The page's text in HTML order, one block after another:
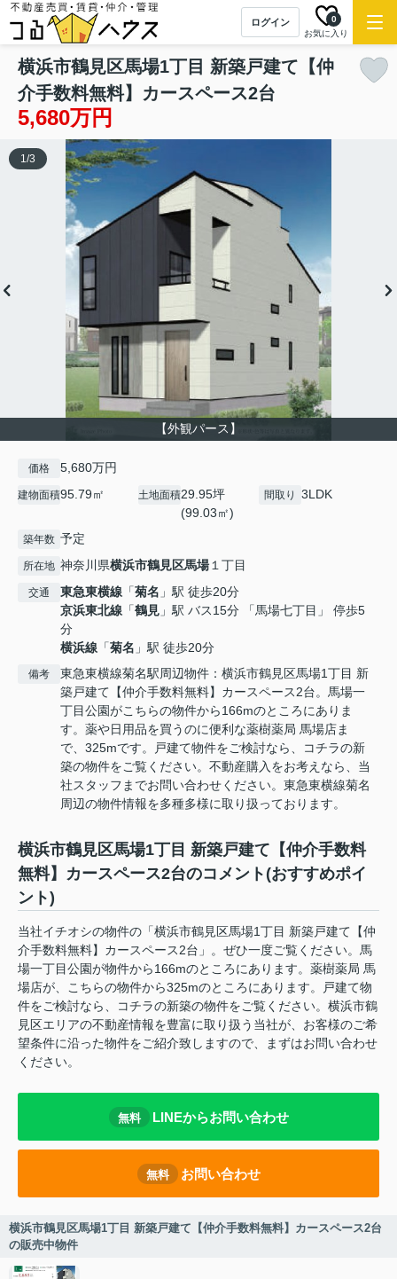
ログイン
お気に入り
0
横浜市鶴見区馬場1丁目 新築戸建て【仲
介手数料無料】カースペース2台
5,680万円
【外観パース】
1/3
価格 5,680万円
建物面積95.79㎡ 土地面積29.95坪
(99.03㎡)
間取り 3LDK
築年数 予定
所在地 神奈川県横浜市鶴見区馬場１丁目
交通 東急東横線 「菊名 」駅 徒歩20分
京浜東北線 「鶴見 」駅 バス15分 「馬場七丁目」 停歩5
分
横浜線 「菊名 」駅 徒歩20分
備考
東急東横線菊名駅周辺物件：横浜市鶴見区馬場1丁目 新
築戸建て【仲介手数料無料】カースペース2台。馬場一
丁目公園がこちらの物件から166mのところにありま
す。薬や日用品を買うのに便利な薬樹薬局 馬場店ま
で、325mです。戸建て物件をご検討なら、コチラの新
築の物件をご覧ください。不動産購入をお考えなら、当
社スタッフまでお問い合わせください。東急東横線菊名
周辺の物件情報を多種多様に取り扱っております。
横浜市鶴見区馬場1丁目 新築戸建て【仲介手数料
無料】カースペース2台のコメント(おすすめポイ
ント)
当社イチオシの物件の「横浜市鶴見区馬場1丁目 新築戸建て【仲
介手数料無料】カースペース2台」。ぜひ一度ご覧ください。馬
場一丁目公園が物件から166mのところにあります。薬樹薬局 馬
場店が、こちらの物件から325mのところにあります。戸建て物
件をご検討なら、コチラの新築の物件をご覧ください。横浜市鶴
見区エリアの不動産情報を豊富に取り扱う当社が、お客様のご希
望条件に沿った物件をご紹介致しますので、まずはお問い合わせ
ください。
無料 LINEからお問い合わせ
無料 お問い合わせ
横浜市鶴見区馬場1丁目 新築戸建て【仲介手数料無料】カースペース2台
の販売中物件